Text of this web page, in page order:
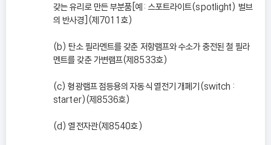
갖는 유리로 만든 부분품[예: 스포트라이트(spotlight) 벌브
의 반사경](제7011호)
(b) 탄소 필라멘트를 갖춘 저항램프와 수소가 충전된 철 필라
멘트를 갖춘 가변램프(제8533호)
(c) 형광램프 점등용의 자동식 열전기 개폐기(switch :
starter)(제8536호)
(d) 열전자관(제8540호)